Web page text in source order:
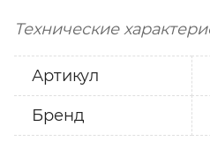
Технические
Артикул
Бренд